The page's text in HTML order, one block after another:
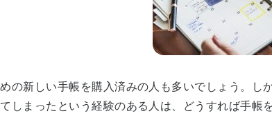
の新しい手帳を購入済みの人も多いでしょう。し
しまったという経験のある人は、どうすれば手帳